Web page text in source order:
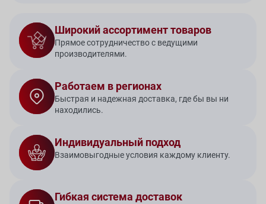
Широкий ассортимент товаров
Прямое сотрудничество с ведущими
производителями.
Работаем в регионах
Быстрая и надежная доставка, где бы вы ни
находились.
Индивидуальный подход
Взаимовыгодные условия каждому клиенту.
Гибкая система доставок